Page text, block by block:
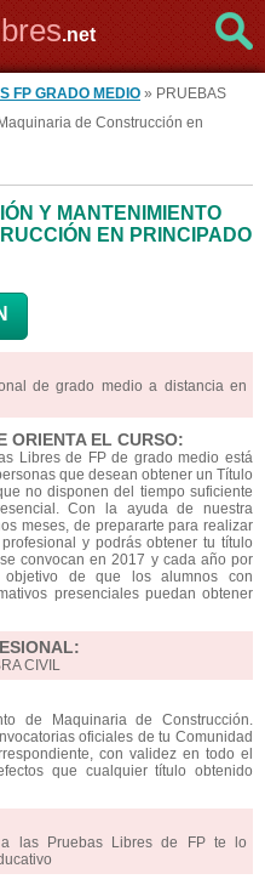
.net
FP GRADO MEDIO » PRUEBAS
de Construcción en
Y MANTENIMIENTO
EN PRINCIPADO
de grado medio a distancia en
ORIENTA EL CURSO:
Libres de FP de grado medio está
que desean obtener un Título
no disponen del tiempo suficiente
Con la ayuda de nuestra
meses, de prepararte para realizar
y podrás obtener tu título
convocan en 2017 y cada año por
objetivo de que los alumnos con
presenciales puedan obtener
CIVIL
de Maquinaria de Construcción.
oficiales de tu Comunidad
con validez en todo el
que cualquier título obtenido
las Pruebas Libres de FP te lo